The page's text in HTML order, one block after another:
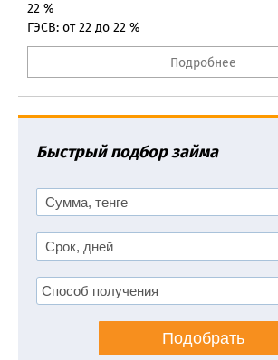
22 %
ГЭСВ: от 22 до 22 %
Подробнее
Быстрый подбор займа
Подобрать